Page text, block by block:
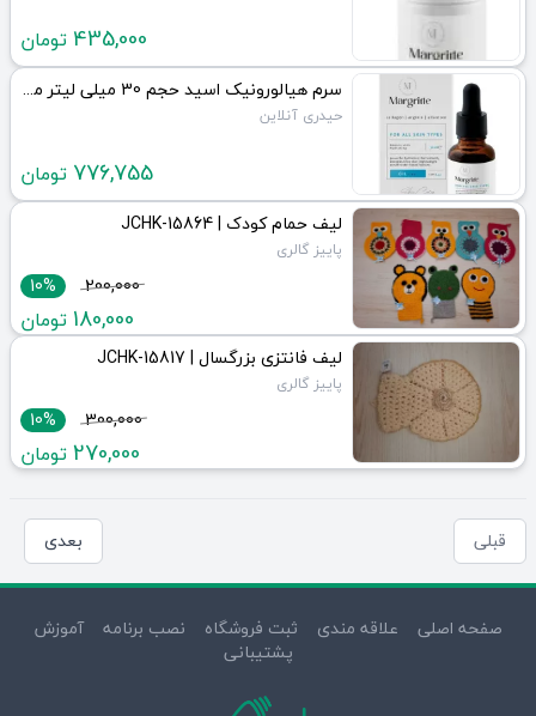
435,000 تومان
سرم هیالورونیک اسید حجم 30 میلی لیتر مارگریت | JCHK-15892
حیدری آنلاین
776,755 تومان
لیف حمام کودک | JCHK-15864
پاییز گالری
10% 200,000
180,000 تومان
لیف فانتزی بزرگسال | JCHK-15817
پاییز گالری
10% 300,000
270,000تومان
قبلی بعدی
صفحه اصلی علاقه مندی ثبت فروشگاه نصب برنامه
آموزش
پشتیبانی